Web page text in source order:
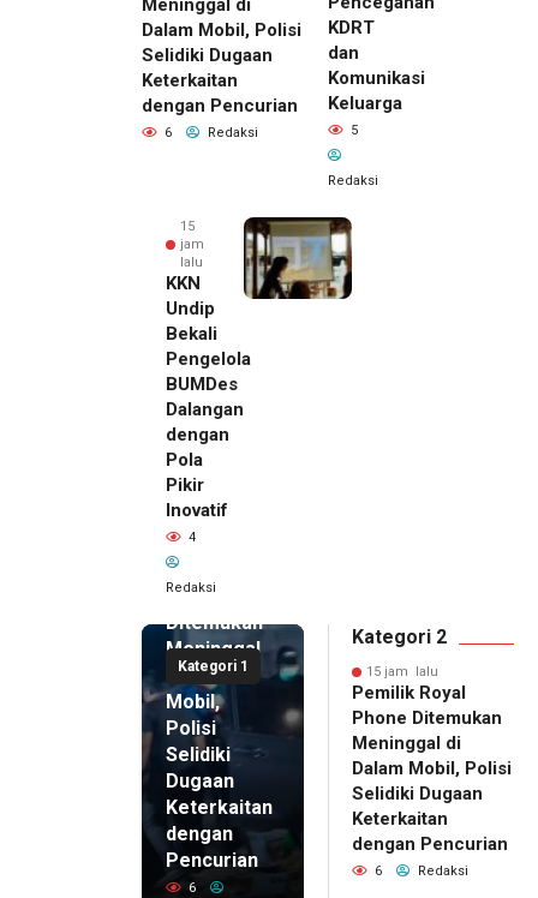
Meninggal di
Dalam Mobil, Polisi
Selidiki Dugaan
Keterkaitan
dengan Pencurian
6 Redaksi
KDRT
dan
Komunikasi
Keluarga
5
Redaksi
15
jam
lalu
KKN
Undip
Bekali
Pengelola
BUMDes
Dalangan
dengan
Pola
Pikir
Inovatif
4
Redaksi
Kategori 1
Pemilik
Royal
Phone
Ditemukan
Meninggal
di Dalam
Mobil,
Polisi
Selidiki
Dugaan
Keterkaitan
dengan
Pencurian
6
Kategori 2
15 jam lalu
Pemilik Royal
Phone Ditemukan
Meninggal di
Dalam Mobil, Polisi
Selidiki Dugaan
Keterkaitan
dengan Pencurian
6 Redaksi